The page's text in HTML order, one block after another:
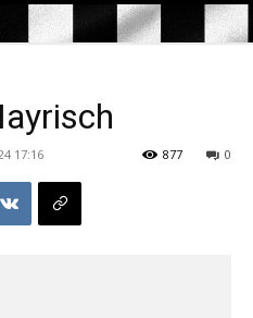
17:16 0
877